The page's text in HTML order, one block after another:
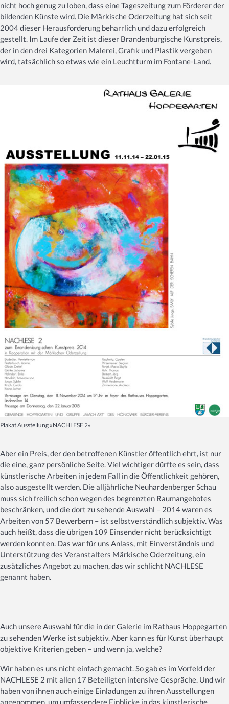
nicht hoch genug zu loben, dass eine Tageszeitung zum Förderer der
bildenden Künste wird. Die Märkische Oderzeitung hat sich seit
2004 dieser Herausforderung beharrlich und dazu erfolgreich
gestellt. Im Laufe der Zeit ist dieser Brandenburgische Kunstpreis,
der in den drei Kategorien Malerei, Grafik und Plastik vergeben
wird, tatsächlich so etwas wie ein Leuchtturm im Fontane-Land.
Plakat Ausstellung »NACHLESE 2«
Aber ein Preis, der den betroffenen Künstler öffentlich ehrt, ist nur
die eine, ganz persönliche Seite. Viel wichtiger dürfte es sein, dass
künstlerische Arbeiten in jedem Fall in die Öffentlichkeit gehören,
also ausgestellt werden. Die alljährliche Neuhardenberger Schau
muss sich freilich schon wegen des begrenzten Raumangebotes
beschränken, und die dort zu sehende Auswahl – 2014 waren es
Arbeiten von 57 Bewerbern – ist selbstverständlich subjektiv. Was
auch heißt, dass die übrigen 109 Einsender nicht berücksichtigt
werden konnten. Das war für uns Anlass, mit Einverständnis und
Unterstützung des Veranstalters Märkische Oderzeitung, ein
zusätzliches Angebot zu machen, das wir schlicht NACHLESE
genannt haben.
Auch unsere Auswahl für die in der Galerie im Rathaus Hoppegarten
zu sehenden Werke ist subjektiv. Aber kann es für Kunst überhaupt
objektive Kriterien geben – und wenn ja, welche?
Wir haben es uns nicht einfach gemacht. So gab es im Vorfeld der
NACHLESE 2 mit allen 17 Beteiligten intensive Gespräche. Und wir
haben von ihnen auch einige Einladungen zu ihren Ausstellungen
angenommen, um umfassendere Einblicke in das künstlerische